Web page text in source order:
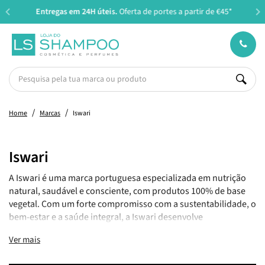
Entregas em 24H úteis.Oferta de portes a partir de €45*
Home Marcas Iswari
Iswari
A Iswari é uma marca portuguesa especializada em nutrição
natural, saudável e consciente, com produtos 100% de base
vegetal. Com um forte compromisso com a sustentabilidade, o
bem-estar e a saúde integral, a Iswari desenvolve
proteicas, farinhas, snacks e chás funcionais, ideais para
Ver mais